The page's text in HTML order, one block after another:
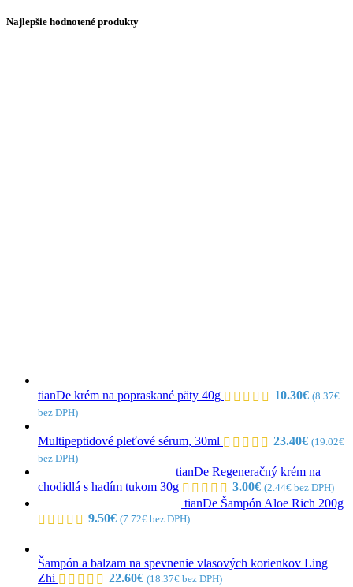
Najlepšie hodnotené produkty
tianDe krém na popraskané päty 40g 10.30€ (8.37€
bez DPH)
Multipeptidové pleťové sérum, 30ml 23.40€ (19.02€
bez DPH)
tianDe Regeneračný krém na
chodidlá s hadím tukom 30g
3.00€ (2.44€ bez DPH)
tianDe Šampón Aloe Rich 200g
9.50€ (7.72€ bez DPH)
Šampón a balzam na spevnenie vlasových korienkov Ling
Zhi
22.60€ (18.37€ bez DPH)